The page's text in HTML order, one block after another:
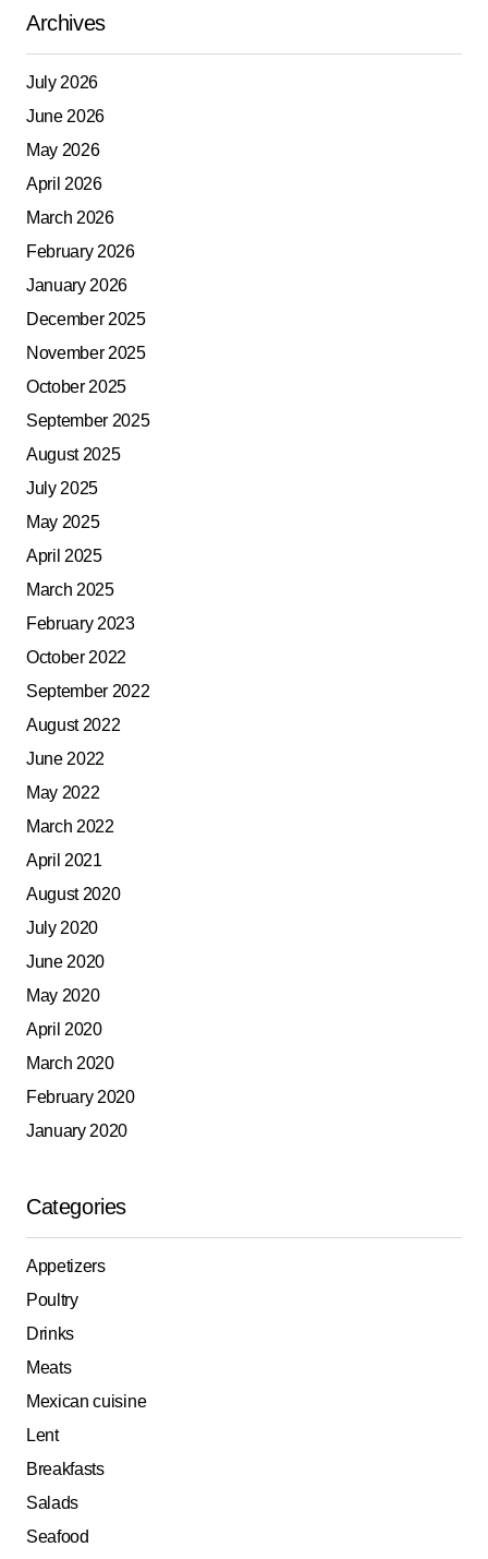
Archives
July 2026
June 2026
May 2026
April 2026
March 2026
February 2026
January 2026
December 2025
November 2025
October 2025
September 2025
August 2025
July 2025
May 2025
April 2025
March 2025
February 2023
October 2022
September 2022
August 2022
June 2022
May 2022
March 2022
April 2021
August 2020
July 2020
June 2020
May 2020
April 2020
March 2020
February 2020
January 2020
Categories
Appetizers
Poultry
Drinks
Meats
Mexican cuisine
Lent
Breakfasts
Salads
Seafood